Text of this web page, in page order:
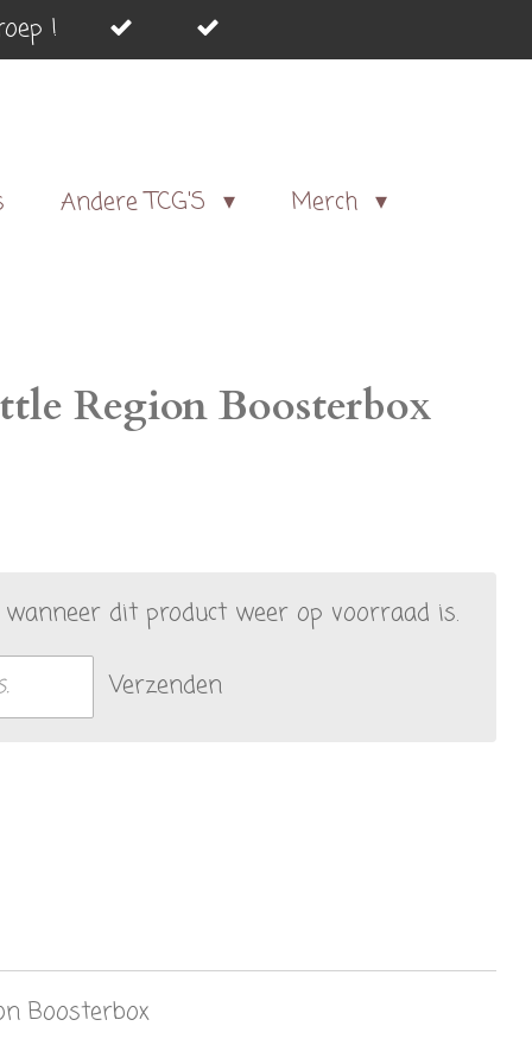
!
Andere TCG'S
Merch
Region Boosterbox
dit product weer op voorraad is.
Verzenden
Boosterbox